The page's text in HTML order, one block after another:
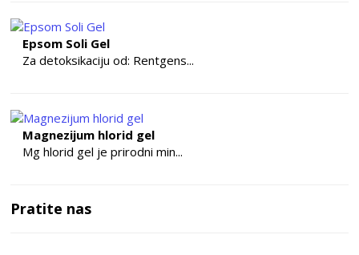
Epsom Soli Gel
Za detoksikaciju od: Rentgens...
Magnezijum hlorid gel
Mg hlorid gel je prirodni min...
Pratite nas